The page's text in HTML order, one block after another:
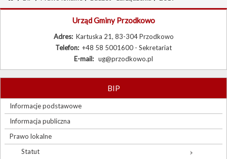
Urząd Gminy Przodkowo
Adres: Kartuska 21, 83-304 Przodkowo
Telefon: +48 58 5001600 - Sekretariat
E-mail: ug@przodkowo.pl
BIP
Informacje podstawowe
Informacja publiczna
Prawo lokalne
Statut